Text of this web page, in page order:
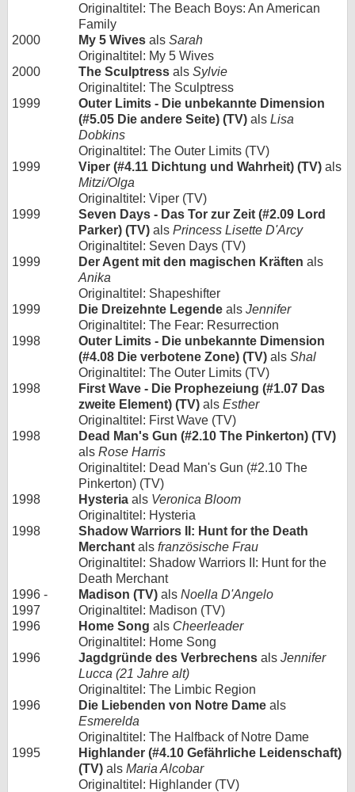
Originaltitel: The Beach Boys: An American
Family
2000
My 5 Wives als Sarah
Originaltitel: My 5 Wives
2000
The Sculptress als Sylvie
Originaltitel: The Sculptress
1999
Outer Limits - Die unbekannte Dimension
(#5.05 Die andere Seite) (TV) als Lisa
Dobkins
Originaltitel: The Outer Limits (TV)
1999
Viper (#4.11 Dichtung und Wahrheit) (TV) als
Mitzi/Olga
Originaltitel: Viper (TV)
1999
Seven Days - Das Tor zur Zeit (#2.09 Lord
Parker) (TV) als Princess Lisette D'Arcy
Originaltitel: Seven Days (TV)
1999
Der Agent mit den magischen Kräften als
Anika
Originaltitel: Shapeshifter
1999
Die Dreizehnte Legende als Jennifer
Originaltitel: The Fear: Resurrection
1998
Outer Limits - Die unbekannte Dimension
(#4.08 Die verbotene Zone) (TV) als Shal
Originaltitel: The Outer Limits (TV)
1998
First Wave - Die Prophezeiung (#1.07 Das
zweite Element) (TV) als Esther
Originaltitel: First Wave (TV)
1998
Dead Man's Gun (#2.10 The Pinkerton) (TV)
als Rose Harris
Originaltitel: Dead Man's Gun (#2.10 The
Pinkerton) (TV)
1998
Hysteria als Veronica Bloom
Originaltitel: Hysteria
1998
Shadow Warriors II: Hunt for the Death
Merchant als französische Frau
Originaltitel: Shadow Warriors II: Hunt for the
Death Merchant
1996 -
1997
Madison (TV) als Noella D'Angelo
Originaltitel: Madison (TV)
1996
Home Song als Cheerleader
Originaltitel: Home Song
1996
Jagdgründe des Verbrechens als Jennifer
Lucca (21 Jahre alt)
Originaltitel: The Limbic Region
1996
Die Liebenden von Notre Dame als
Esmerelda
Originaltitel: The Halfback of Notre Dame
1995
Highlander (#4.10 Gefährliche Leidenschaft)
(TV) als Maria Alcobar
Originaltitel: Highlander (TV)